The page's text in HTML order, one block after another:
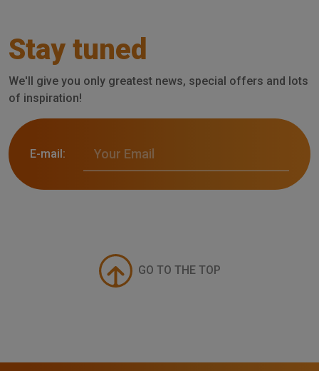
Stay tuned
We'll give you only greatest news, special offers and lots
of inspiration!
E-mail:
GO TO THE TOP